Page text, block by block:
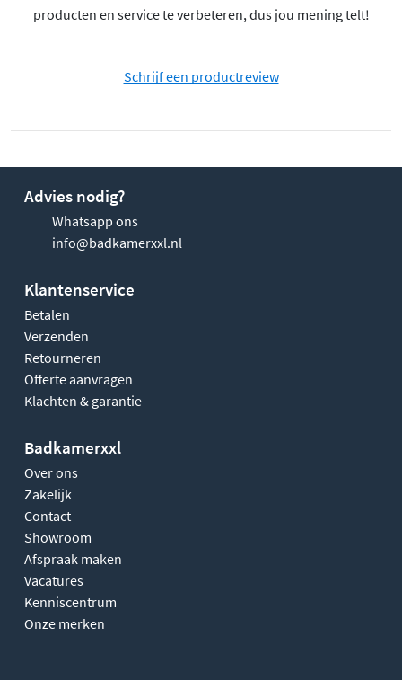
producten en service te verbeteren, dus jou mening telt!
Schrijf een productreview
Advies nodig?
Whatsapp ons
info@badkamerxxl.nl
Klantenservice
Betalen
Verzenden
Retourneren
Offerte aanvragen
Klachten & garantie
Badkamerxxl
Over ons
Zakelijk
Contact
Showroom
Afspraak maken
Vacatures
Kenniscentrum
Onze merken